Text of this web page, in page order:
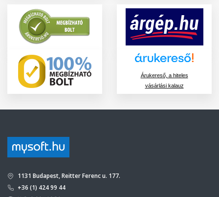
Árukereső, a hiteles
vásárlási kalauz
1131 Budapest, Reitter Ferenc u. 177.
+36 (1) 424 99 44